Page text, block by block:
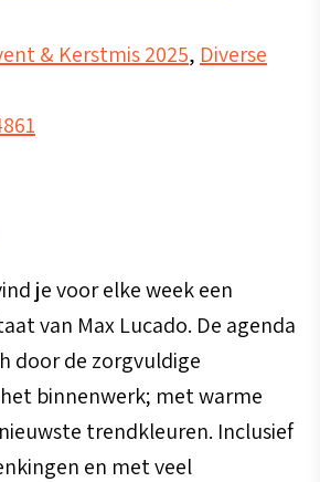
& Kerstmis 2025, Diverse
je voor elke week een
van Max Lucado. De agenda
door de zorgvuldige
binnenwerk; met warme
trendkleuren. Inclusief
en met veel